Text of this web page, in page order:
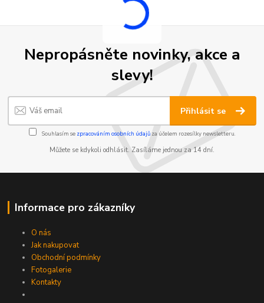
Nepropásněte novinky, akce a
slevy!
Přihlásit se
Souhlasím se zpracováním osobních údajůza účelem rozesílky newsletteru.
Můžete se kdykoli odhlásit. Zasíláme jednou za 14 dní.
Informace pro zákazníky
O nás
Jak nakupovat
Obchodní podmínky
Fotogalerie
Kontakty